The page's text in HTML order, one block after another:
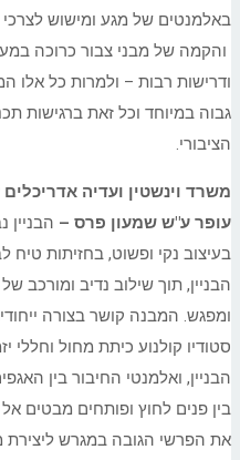
באלמנטים של מגע ומישוש
והקמה של מבני צבור כרוכה
ודרישות רבות – ולמרות כל אלו
גבוה במיוחד וכל זאת ברגישות
הציבורי.
משרד וינשטין ועדיה
עופר ע"ש שמעון פרס – הבניין
בעיצוב נקי ופשוט, בחזיתות
הבניין, תוך שילוב נדיב ומורכב
ומפגש. המבנה קושר בצורה
הבניין, ואלמנטי החיבור בין
בין פנים לחוץ ופותחים מבטים
את הפרשי הגובה במגרש ליצירת